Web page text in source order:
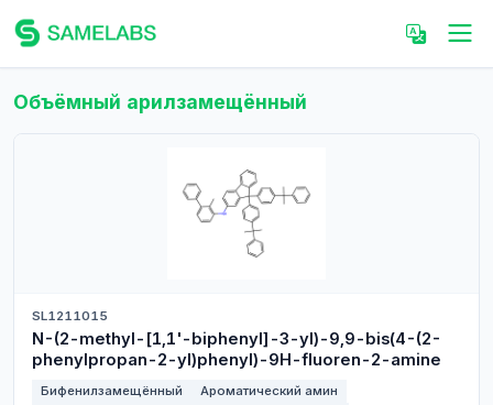
Объёмный арилзамещённый
SL1211015
N-(2-methyl-[1,1'-biphenyl]-3-yl)-9,9-bis(4-(2-
phenylpropan-2-yl)phenyl)-9H-fluoren-2-amine
Бифенилзамещённый
Ароматический амин